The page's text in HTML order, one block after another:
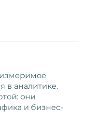
в аналитике.
они
и бизнес-